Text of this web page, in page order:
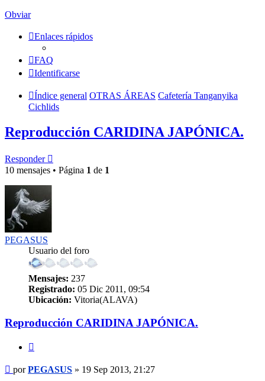
Obviar
Enlaces rápidos
FAQ
Identificarse
Índice general OTRAS ÁREAS Cafetería Tanganyika
Cichlids
Reproducción CARIDINA JAPÓNICA.
Responder
10 mensajes • Página 1 de 1
PEGASUS
Usuario del foro
Mensajes: 237
Registrado: 05 Dic 2011, 09:54
Ubicación: Vitoria(ALAVA)
Reproducción CARIDINA JAPÓNICA.
Mensaje
porPEGASUS » 19 Sep 2013, 21:27